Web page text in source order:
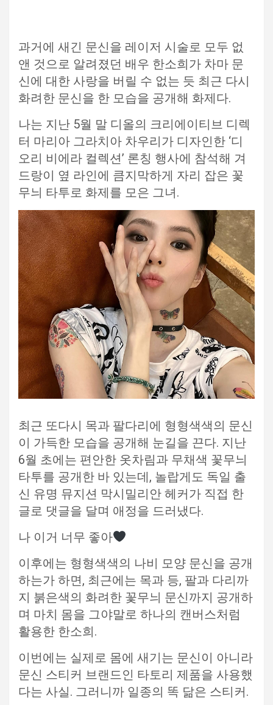
과거에 새긴 문신을 레이저 시술로 모두 없
앤 것으로 알려졌던 배우 한소희가 차마 문
신에 대한 사랑을 버릴 수 없는 듯 최근 다시
화려한 문신을 한 모습을 공개해 화제다.
나는 지난 5월 말 디올의 크리에이티브 디렉
터 마리아 그라치아 차우리가 디자인한 ‘디
오리 비에라 컬렉션’ 론칭 행사에 참석해 겨
드랑이 옆 라인에 큼지막하게 자리 잡은 꽃
무늬 타투로 화제를 모은 그녀.
최근 또다시 목과 팔다리에 형형색색의 문신
이 가득한 모습을 공개해 눈길을 끈다. 지난
6월 초에는 편안한 옷차림과 무채색 꽃무늬
타투를 공개한 바 있는데, 놀랍게도 독일 출
신 유명 뮤지션 막시밀리안 헤커가 직접 한
글로 댓글을 달며 애정을 드러냈다.
나 이거 너무 좋아
이후에는 형형색색의 나비 모양 문신을 공개
하는가 하면, 최근에는 목과 등, 팔과 다리까
지 붉은색의 화려한 꽃무늬 문신까지 공개하
며 마치 몸을 그야말로 하나의 캔버스처럼
활용한 한소희.
이번에는 실제로 몸에 새기는 문신이 아니라
문신 스티커 브랜드인 타토리 제품을 사용했
다는 사실. 그러니까 일종의 똑 닮은 스티커.